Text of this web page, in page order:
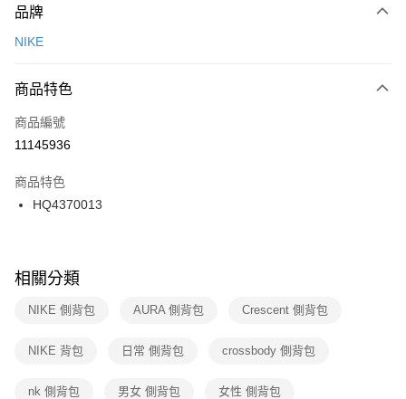
台灣樂天信用卡公司
【關於「AFTEE先享後付」】
便利好安心！
３．安心：先確認商品／服務後，再付款。
【「AFTEE先享後付」結帳流程】
１．於結帳方式選擇「AFTEE先享後付」後，將跳轉至「AFTEE先享後付」
２．訂單成立數日內，您將收到繳費通知簡訊。
３．收到繳費通知簡訊後14天內，點擊此簡訊中的連結，可透過四大超商／
ATM／網路銀行／等多元方式進行付款，方視為交易完成。
※ 交易是否成功請以「AFTEE先享後付 」之結帳頁面顯示為準，若有關於
是否繳費成功／繳費後需取消欲退款等相關疑問，請聯繫「AFTEE先享後付
客戶支援中心」
https://netprotections.freshdesk.com/support/home
１．透過由恩沛科技股份有限公司提供之「AFTEE先享後付」服務完成之交
權轉讓予恩沛科技股份有限公司。
運送方式
每筆NT$100，滿NT$1,500(含以上)免運費
宅配
每筆NT$100，滿NT$1,500(含以上)免運費
付款後門市自取
每筆NT$100，滿NT$1,500(含以上)免運費
品牌
NIKE
商品特色
商品編號
11145936
商品特色
HQ4370013
相關分類
NIKE 側背包 AURA 側背包 Crescent 側背包
NIKE 背包 日常 側背包 crossbody 側背包
nk 側背包 男女 側背包 女性 側背包